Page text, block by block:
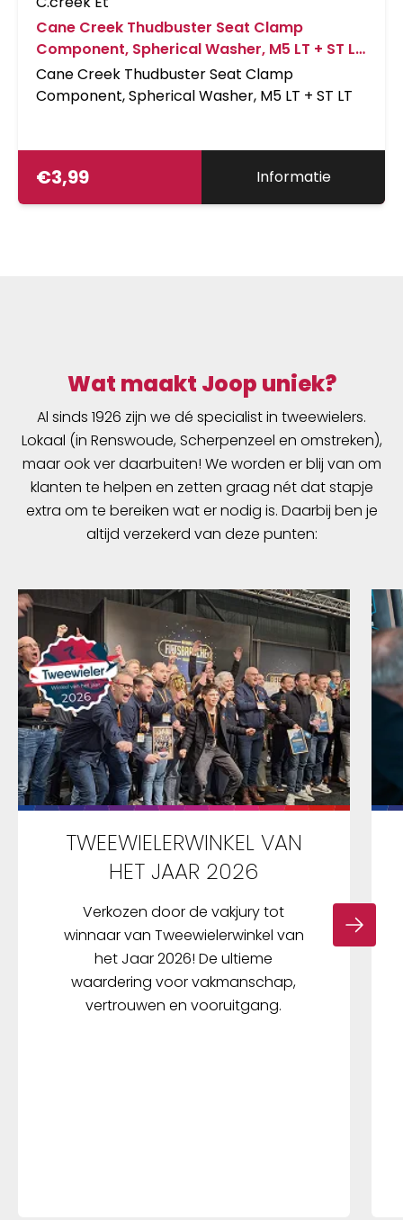
Cane Creek Thudbuster Seat Clamp
Component, Spherical Washer, M5 LT + ST LT
Zwart
Cane Creek Thudbuster Seat Clamp
Component, Spherical Washer, M5 LT + ST LT
€3,99 Informatie
Wat maakt Joop uniek?
Al sinds 1926 zijn we dé specialist in tweewielers.
Lokaal (in Renswoude, Scherpenzeel en omstreken),
maar ook ver daarbuiten! We worden er blij van om
klanten te helpen en zetten graag nét dat stapje
extra om te bereiken wat er nodig is. Daarbij ben je
altijd verzekerd van deze punten:
TWEEWIELERWINKEL VAN
HET JAAR 2026
Verkozen door de vakjury tot
winnaar van Tweewielerwinkel van
het Jaar 2026! De ultieme
waardering voor vakmanschap,
vertrouwen en vooruitgang.